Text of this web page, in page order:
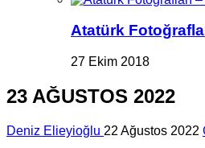
Atatürk
27 Ekim 2018
23 AĞUSTOS 2022
Deniz Elieyioğlu 22 Ağustos 2022